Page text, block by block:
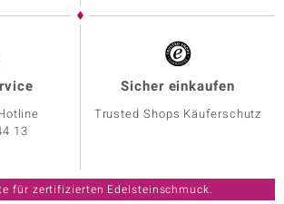
13
Sicher einkaufen
Trusted Shops Käuferschutz
für zertifizierten Edelsteinschmuck.